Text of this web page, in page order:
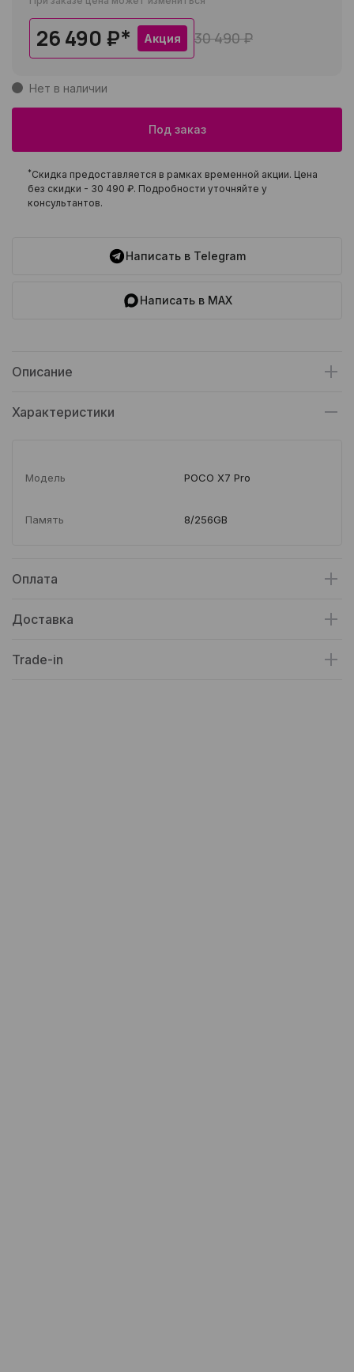
26 490 ₽* Акция 30 490 ₽
Нет в наличии
Под заказ
*Скидка предоставляется в рамках временной акции. Цена
без скидки - 30 490 ₽. Подробности уточняйте у
консультантов.
Написать в Telegram
Написать в MAX
Описание
Характеристики
Модель POCO X7 Pro
Память 8/256GB
Оплата
Доставка
Trade-in